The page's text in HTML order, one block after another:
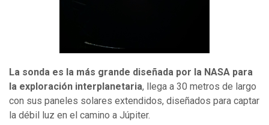
La sonda es la más grande diseñada por la NASA para
la exploración interplanetaria, llega a 30 metros de largo
con sus paneles solares extendidos, diseñados para captar
la débil luz en el camino a Júpiter.